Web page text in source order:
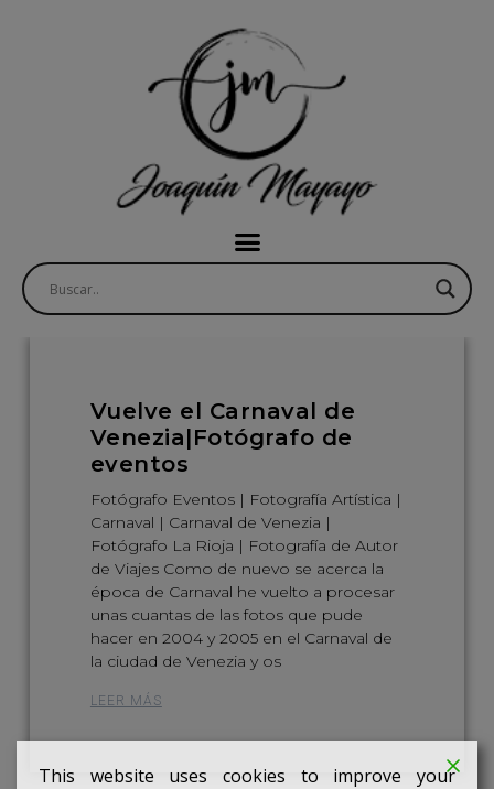
Vuelve el Carnaval de
Venezia|Fotógrafo de
eventos
Fotógrafo Eventos | Fotografía Artística |
Carnaval | Carnaval de Venezia |
Fotógrafo La Rioja | Fotografía de Autor
de Viajes Como de nuevo se acerca la
época de Carnaval he vuelto a procesar
unas cuantas de las fotos que pude
hacer en 2004 y 2005 en el Carnaval de
la ciudad de Venezia y os
LEER MÁS
This website uses cookies to improve your